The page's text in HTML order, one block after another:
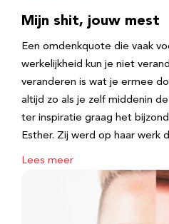
Mijn shit, jouw mest
Een omdenkquote die vaak
werkelijkheid kun je niet
veranderen is wat je ermee
altijd zo als je zelf middenin
ter inspiratie graag het
Esther. Zij werd op haar werk
Lees meer